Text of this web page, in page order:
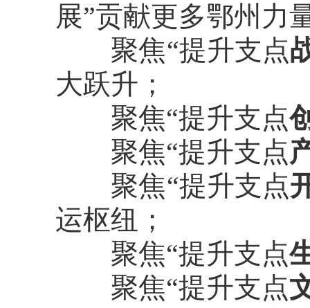
展”贡献更多鄂州力
聚焦“提升支点
大跃升；
聚焦“提升支点
聚焦“提升支点
聚焦“提升支点
运枢纽；
聚焦“提升支点
聚焦“提升支点